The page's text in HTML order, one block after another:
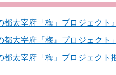
都太宰府「梅」プロジェクト
都大宰府『梅』プロジェクト
都太宰府「梅」プロジェクト